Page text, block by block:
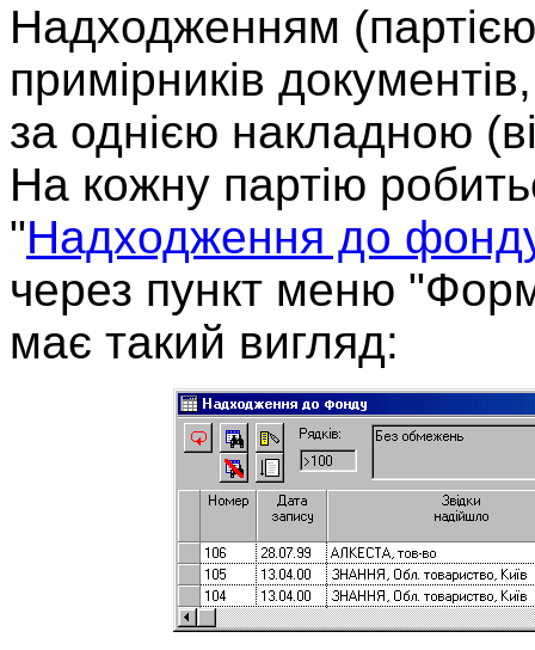
Надходженням
примірників
за однією накладною
На кожну партію
"Надходження до
через пункт меню
має такий вигляд: